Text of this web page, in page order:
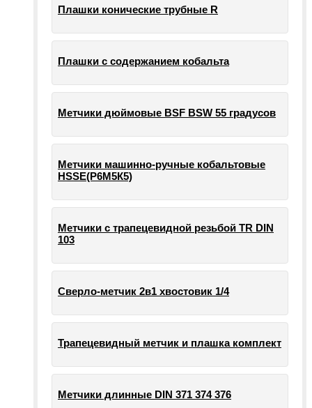
Плашки конические трубные R
Плашки с содержанием кобальта
Метчики дюймовые BSF BSW 55 градусов
Метчики машинно-ручные кобальтовые
HSSE(Р6М5К5)
Метчики с трапецевидной резьбой TR DIN
103
Сверло-метчик 2в1 хвостовик 1/4
Трапецевидный метчик и плашка комплект
Метчики длинные DIN 371 374 376